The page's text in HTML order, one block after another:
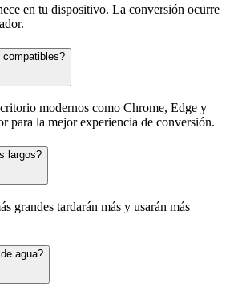
en tu dispositivo. La conversión ocurre
compatibles?
modernos como Chrome, Edge y
para la mejor experiencia de conversión.
largos?
grandes tardarán más y usarán más
agua?